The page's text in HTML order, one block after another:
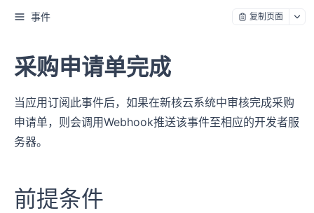
事件 复制页面
采购申请单完成
当应用订阅此事件后，如果在新核云系统中审核完成采购
申请单，则会调用Webhook推送该事件至相应的开发者服
务器。
前提条件